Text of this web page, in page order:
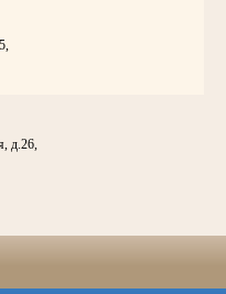
д.26,